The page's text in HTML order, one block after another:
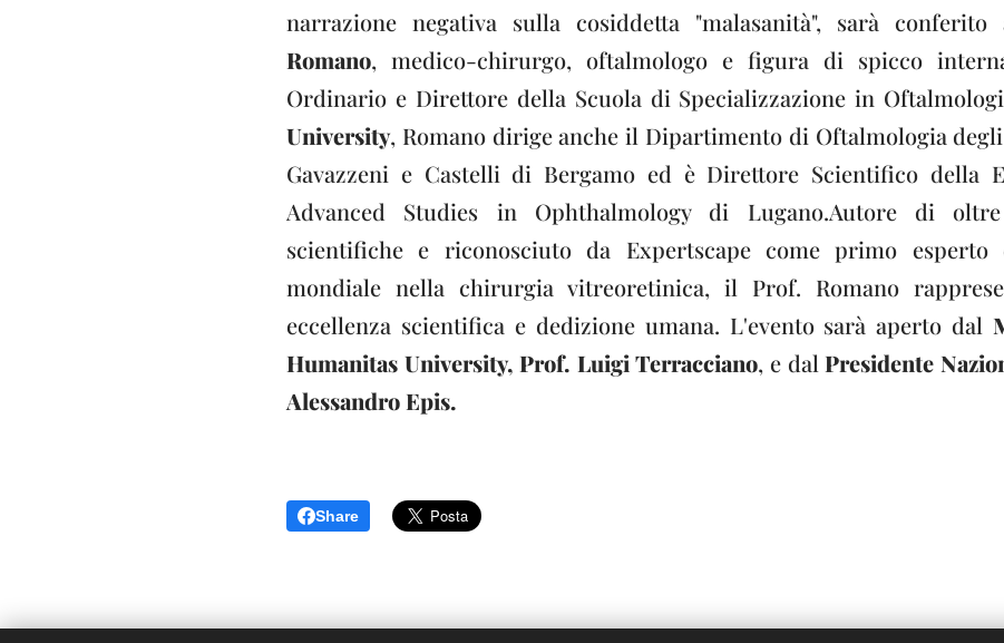
narrazione negativa sulla cosiddetta "malasanità", sarà conferito
Romano, medico-chirurgo, oftalmologo e figura di spicco
Ordinario e Direttore della Scuola di Specializzazione in
University, Romano dirige anche il Dipartimento di Oftalmologia
Gavazzeni e Castelli di Bergamo ed è Direttore Scientifico della
Advanced Studies in Ophthalmology di Lugano.Autore di
scientifiche e riconosciuto da Expertscape come primo esperto
mondiale nella chirurgia vitreoretinica, il Prof. Romano
eccellenza scientifica e dedizione umana. L'evento sarà aperto dal
Humanitas University, Prof. Luigi Terracciano, e dal Presidente
Alessandro Epis.
Share